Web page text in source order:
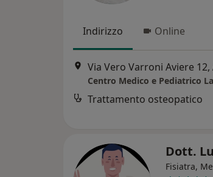
Indirizzo Online
Centro Medico e Pediatrico
Trattamento osteopatico
Dott.
Fisiatra,